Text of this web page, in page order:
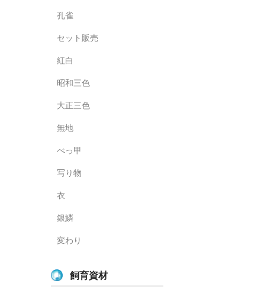
孔雀
セット販売
紅白
昭和三色
大正三色
無地
べっ甲
写り物
衣
銀鱗
変わり
飼育資材